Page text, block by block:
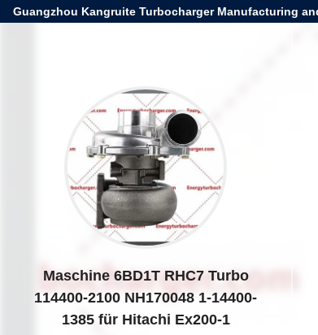
Guangzhou Kangruite Turbocharger Manufacturing
Maschine 6BD1T RHC7 Turbo
114400-2100 NH170048 1-14400-
1385 für Hitachi Ex200-1